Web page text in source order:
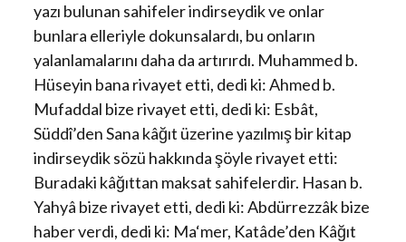
yazı bulunan sahifeler indirseydik ve onlar
bunlara elleriyle dokunsalardı, bu onların
yalanlamalarını daha da artırırdı. Muhammed b.
Hüseyin bana rivayet etti, dedi ki: Ahmed b.
Mufaddal bize rivayet etti, dedi ki: Esbât,
Süddî’den Sana kâğıt üzerine yazılmış bir kitap
indirseydik sözü hakkında şöyle rivayet etti:
Buradaki kâğıttan maksat sahifelerdir. Hasan b.
Yahyâ bize rivayet etti, dedi ki: Abdürrezzâk bize
haber verdi, dedi ki: Ma‘mer, Katâde’den Kâğıt